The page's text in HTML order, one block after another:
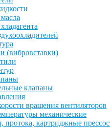
(вибровставки)
клапаны
вращения вентиляторов
механические
протока, картриджные